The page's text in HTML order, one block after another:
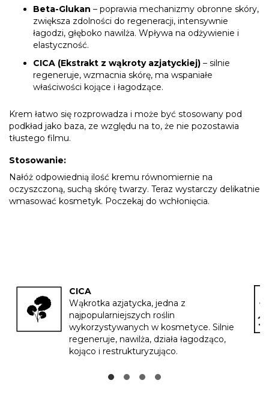
Beta-Glukan – poprawia mechanizmy obronne skóry,
zwiększa zdolności do regeneracji, intensywnie
łagodzi, głęboko nawilża. Wpływa na odżywienie i
elastyczność.
CICA (Ekstrakt z wąkroty azjatyckiej) – silnie
regeneruje, wzmacnia skórę, ma wspaniałe
właściwości kojące i łagodzące.
Krem łatwo się rozprowadza i może być stosowany pod
podkład jako baza, ze względu na to, że nie pozostawia
tłustego filmu.
Stosowanie:
Nałóż odpowiednią ilość kremu równomiernie na
oczyszczoną, suchą skórę twarzy. Teraz wystarczy delikatnie
wmasować kosmetyk. Poczekaj do wchłonięcia.
CICA
Wąkrotka azjatycka, jedna z
najpopularniejszych roślin
wykorzystywanych w kosmetyce. Silnie
regeneruje, nawilża, działa łagodząco,
kojąco i restrukturyzująco.